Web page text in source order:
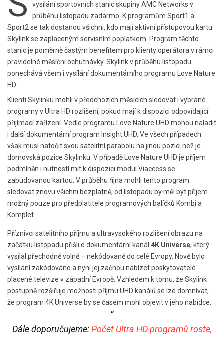
vysílání sportovních stanic skupiny AMC Networks v
průběhu listopadu zadarmo. K programům Sport1 a
Sport2 se tak dostanou všichni, kdo mají aktivní přístupovou kartu
Skylink se zaplaceným servisním poplatkem. Program těchto
stanic je poměrně častým benefitem pro klienty operátora v rámci
pravidelné měsíční ochutnávky. Skylink v průběhu listopadu
ponechává všem i vysílání dokumentárního programu Love Nature
HD.
Klienti Skylinku mohli v předchozích měsících sledovat i vybrané
programy v Ultra HD rozlišení, pokud mají k dispozici odpovídající
přijímací zařízení. Vedle programu Love Nature UHD mohou naladit
i další dokumentární program Insight UHD. Ve všech případech
však musí natočit svou satelitní parabolu na jinou pozici než je
domovská pozice Skylinku. V případě Love Nature UHD je příjem
podmíněn i nutností mít k dispozici modul Viaccess se
zabudovanou kartou. V průběhu října mohli tento program
sledovat znovu všichni bezplatně, od listopadu by měl být příjem
možný pouze pro předplatitele programových balíčků Kombi a
Komplet.
Příznivci satelitního příjmu a ultravysokého rozlišení obrazu na
začátku listopadu přišli o dokumentární kanál 4K Universe, který
vysílal přechodně volně – nekódovaně do celé Evropy. Nově bylo
vysílání zakódováno a nyní jej začnou nabízet poskytovatelé
placené televize v západní Evropě. Vzhledem k tomu, že Skylink
postupně rozšiřuje možnosti příjmu UHD kanálů se lze domnívat,
že program 4K Universe by se časem mohl objevit v jeho nabídce.
Dále doporučujeme:Počet Ultra HD programů roste,